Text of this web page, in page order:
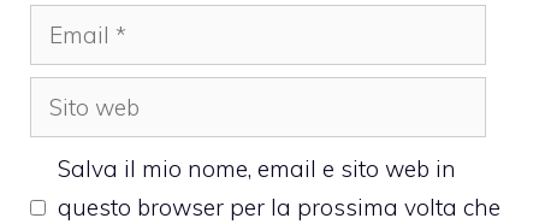
Email
Sito
web
Salva il mio nome, email e sito web in
questo browser per la prossima volta che